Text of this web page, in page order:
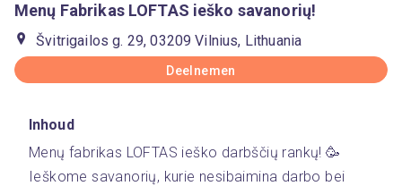
Menų Fabrikas LOFTAS ieško savanorių!
Švitrigailos g. 29, 03209 Vilnius, Lithuania
Deelnemen
Inhoud
Menų fabrikas LOFTAS ieško darbščių rankų! 🥳
Ieškome savanorių, kurie nesibaimina darbo bei